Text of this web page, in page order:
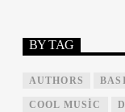
BY TAG
AUTHORS
COOL MUSIC